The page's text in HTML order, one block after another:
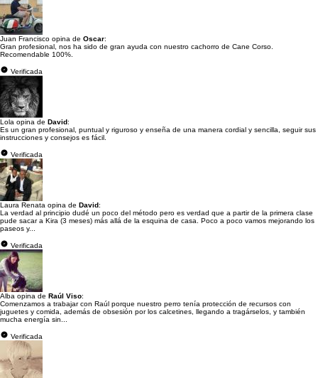
Juan Francisco opina de Oscar:
Gran profesional, nos ha sido de gran ayuda con nuestro cachorro de Cane Corso.
Recomendable 100%.
Verificada
Lola opina de David:
Es un gran profesional, puntual y riguroso y enseña de una manera cordial y sencilla, seguir sus
instrucciones y consejos es fácil.
Verificada
Laura Renata opina de David:
La verdad al principio dudé un poco del método pero es verdad que a partir de la primera clase
pude sacar a Kira (3 meses) más allá de la esquina de casa. Poco a poco vamos mejorando los
paseos y...
Verificada
Alba opina de Raúl Viso:
Comenzamos a trabajar con Raúl porque nuestro perro tenía protección de recursos con
juguetes y comida, además de obsesión por los calcetines, llegando a tragárselos, y también
mucha energía sin...
Verificada